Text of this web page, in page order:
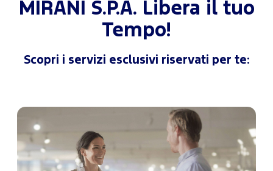
MIRANI S.P.A. Libera il tuo
Tempo!
Scopri i servizi esclusivi riservati per te: